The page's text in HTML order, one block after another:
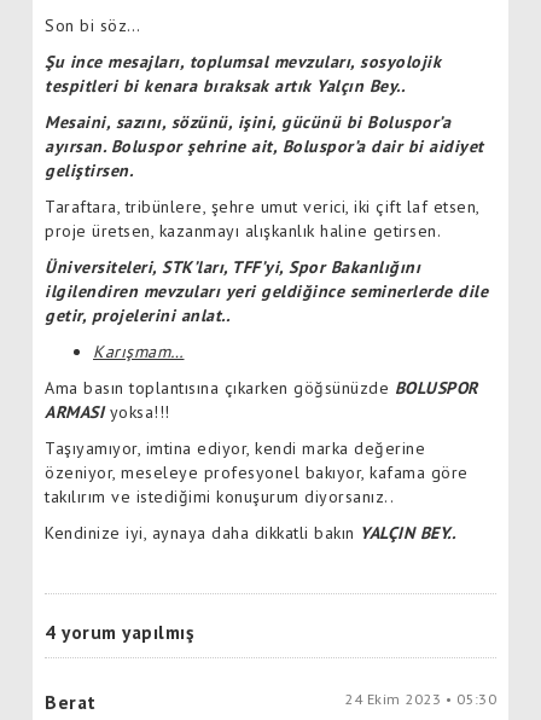
Son bi söz…
Şu ince mesajları, toplumsal mevzuları, sosyolojik
tespitleri bi kenara bıraksak artık Yalçın Bey..
Mesaini, sazını, sözünü, işini, gücünü bi Boluspor’a
ayırsan. Boluspor şehrine ait, Boluspor’a dair bi aidiyet
geliştirsen.
Taraftara, tribünlere, şehre umut verici, iki çift laf etsen,
proje üretsen, kazanmayı alışkanlık haline getirsen.
Üniversiteleri, STK’ları, TFF’yi, Spor Bakanlığını
ilgilendiren mevzuları yeri geldiğince seminerlerde dile
getir, projelerini anlat..
Karışmam…
Ama basın toplantısına çıkarken göğsünüzde BOLUSPOR
ARMASIyoksa!!!
Taşıyamıyor, imtina ediyor, kendi marka değerine
özeniyor, meseleye profesyonel bakıyor, kafama göre
takılırım ve istediğimi konuşurum diyorsanız..
Kendinize iyi, aynaya daha dikkatli bakın YALÇIN BEY..
4 yorum yapılmış
Berat 24 Ekim 2023 • 05:30